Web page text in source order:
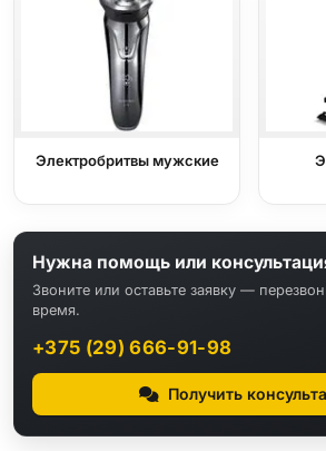
Электробритвы мужские
Нужна помощь или
Звоните или оставьте заявку —
время.
+375 (29) 666-91-98
Получить